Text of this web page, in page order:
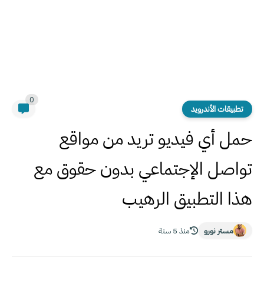
تطبيقات الأندرويد
0
حمل أي فيديو تريد من مواقع
تواصل الإجتماعي بدون حقوق مع
هذا التطبيق الرهيب
مستر نورو منذ 5 سنة